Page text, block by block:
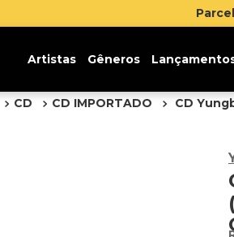
Artistas Gêneros
CD CD IMPORTADO CD